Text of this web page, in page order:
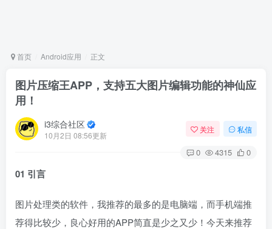
首页 Android应用 正文
图片压缩王APP，支持五大图片编辑功能的神仙应
用！
i3综合社区
10月2日 08:56更新
关注 私信
0 4315 0
01 引言
图片处理类的软件，我推荐的最多的是电脑端，而手机端推
荐得比较少，良心好用的APP简直是少之又少！今天来推荐